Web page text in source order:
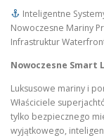
Inteligentne
Nowoczesne Mariny
Infrastruktur
Nowoczesne Smart
Luksusowe mariny i
Właściciele
tylko bezpiecznego
wyjątkowego,